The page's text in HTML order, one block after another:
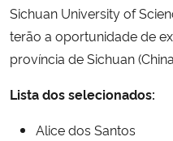
Ministério do Turismo
Ministério do Desenvolvimento
Controladoria-Geral da União
Sichuan University of
terão a oportunidade de
província de Sichuan
Lista dos selecionados:
Alice dos Santos